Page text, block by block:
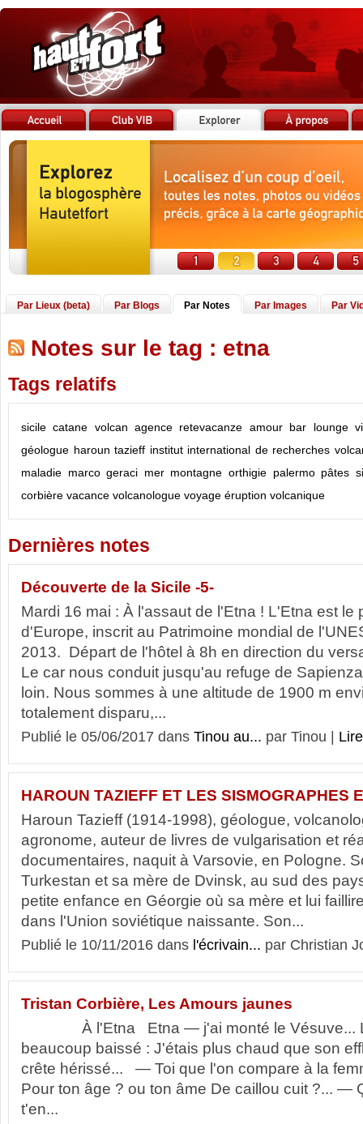
Par Lieux (beta) Par Blogs Par Notes Par Images Par
Notes sur le tag : etna
Tags relatifs
sicile catane volcan agence retevacanze amour bar lounge
géologue haroun tazieff institut international de recherches
maladie marco geraci mer montagne orthigie palermo pâtes
corbière vacance volcanologue voyage éruption volcanique
Dernières notes
Découverte de la Sicile -5-
Mardi 16 mai : À l'assaut de l'Etna ! L'Etna est le
d'Europe, inscrit au Patrimoine mondial de
2013. Départ de l'hôtel à 8h en direction du
Le car nous conduit jusqu'au refuge de
loin. Nous sommes à une altitude de 1900 m
totalement disparu,...
Publié le 05/06/2017 dans Tinou au... par Tinou |
HAROUN TAZIEFF ET LES SISMOGRAPHES
Haroun Tazieff (1914-1998), géologue,
agronome, auteur de livres de vulgarisation et
documentaires, naquit à Varsovie, en Pologne.
Turkestan et sa mère de Dvinsk, au sud des
petite enfance en Géorgie où sa mère et lui
dans l'Union soviétique naissante. Son...
Publié le 10/11/2016 dans l'écrivain... par Christian
Tristan Corbière, Les Amours jaunes
À l'Etna Etna — j'ai monté le Vésuve...
beaucoup baissé : J'étais plus chaud que son
crête hérissé... — Toi que l'on compare à la
Pour ton âge ? ou ton âme De caillou cuit ?... —
t'en...